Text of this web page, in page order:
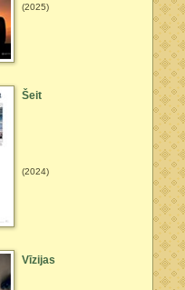
(2025)
Šeit
(2024)
Vīzijas